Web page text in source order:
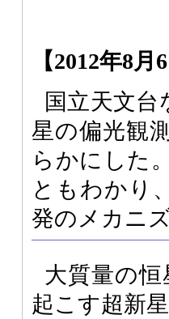
【2012年8月
国立天文
星の偏光観
らかにした
ともわかり
発のメカニ
大質量の
起こす超新